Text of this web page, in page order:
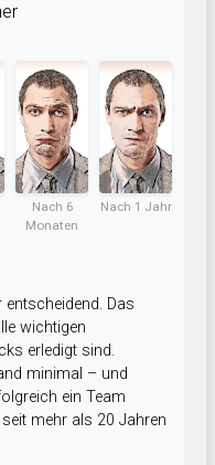
Nach 6
Monaten
Nach 1 Jahr
Das
wichtigen
erledigt sind.
minimal – und
ein Team
mehr als 20 Jahren